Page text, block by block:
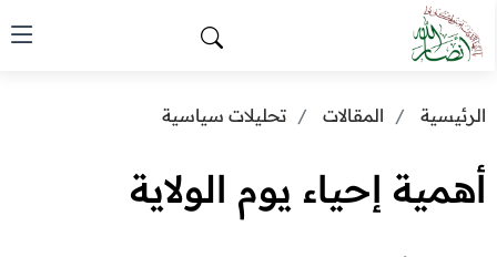
الرئيسية المقالات تحليلات سياسية
أهمية إحياء يوم الولاية